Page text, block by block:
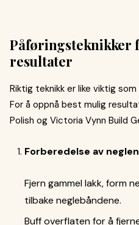
Påføringsteknikker
resultater
Riktig teknikk er like viktig
For å oppnå best mulig
Polish og Victoria Vynn Build
Forberedelse av
Fjern gammel lakk, form
tilbake neglebåndene.
Buff overflaten for å